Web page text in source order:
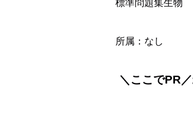
標準問題集生物
所属：なし
＼ここでPR